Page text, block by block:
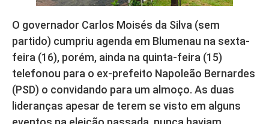
O governador Carlos Moisés da Silva (sem
partido) cumpriu agenda em Blumenau na sexta-
feira (16), porém, ainda na quinta-feira (15)
telefonou para o ex-prefeito Napoleão Bernardes
(PSD) o convidando para um almoço. As duas
lideranças apesar de terem se visto em alguns